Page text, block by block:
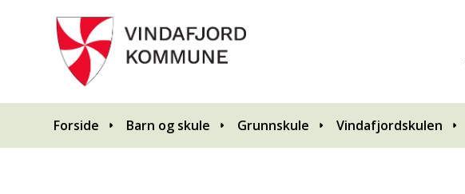
Du er her:
Forside Barn og skule Grunnskule Vindafjordskulen